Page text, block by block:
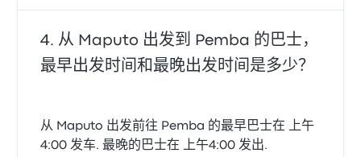
从 Maputo 出发到 Pemba 的巴士，
最早出发时间和最晚出发时间是多少？
从 Maputo 出发前往 Pemba 的最早巴士在 上午
4:00 发车. 最晚的巴士在 上午4:00 发出.